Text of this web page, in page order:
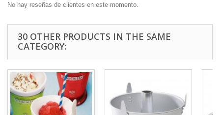
No hay reseñas de clientes en este momento.
30 OTHER PRODUCTS IN THE SAME
CATEGORY: